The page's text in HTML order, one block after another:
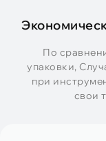
По
упаковки,
при
свои